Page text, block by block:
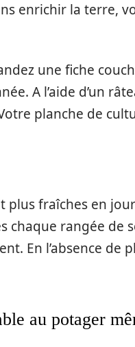
enrichir la terre,
une fiche
A l’aide d’un
planche de
fraîches en
chaque rangée de
En l’absence de
au potager